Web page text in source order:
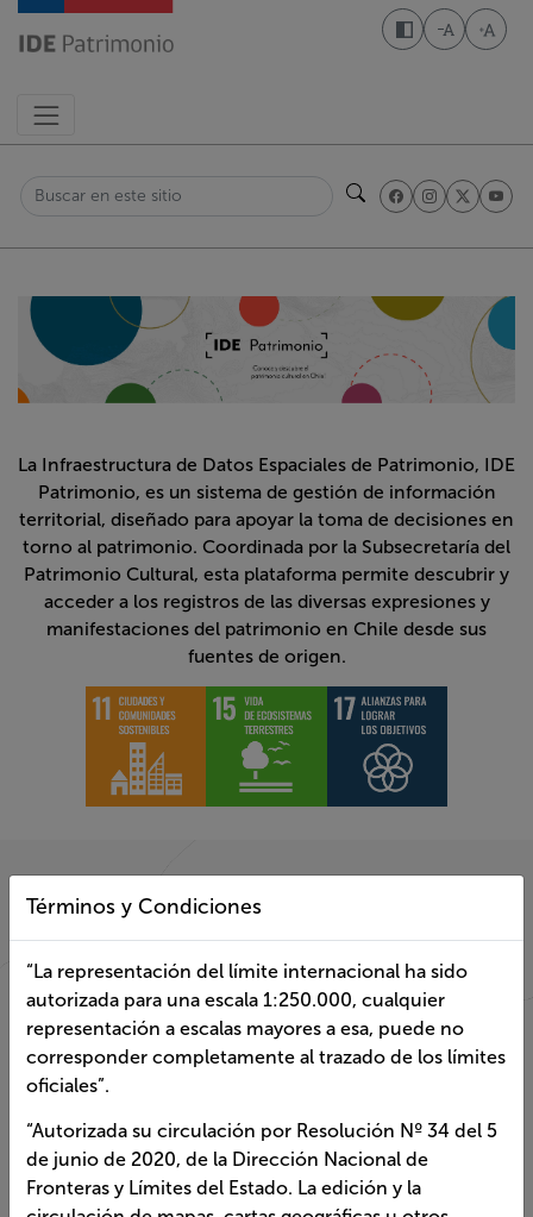
Pasar
Disminuir
Buscar
La Infraestructura de Datos Espaciales de Patrimonio, IDE
Patrimonio, es un sistema de gestión de información
territorial, diseñado para apoyar la toma de decisiones en
torno al patrimonio. Coordinada por la Subsecretaría del
Patrimonio Cultural, esta plataforma permite descubrir y
acceder a los registros de las diversas expresiones y
manifestaciones del patrimonio en Chile desde sus
fuentes de origen.
Descubre el patrimonio
cultural en Chile
A través de sus visores, descubre el patrimonio en Chile,
sus principales características y ubicación en el
territorio sorprendiéndote con cada detalle.
Visor territorial
Términos y Condiciones
“La representación del límite internacional ha sido
autorizada para una escala 1:250.000, cualquier
representación a escalas mayores a esa, puede no
corresponder completamente al trazado de los límites
oficiales”.
“Autorizada su circulación por Resolución Nº 34 del 5
de junio de 2020, de la Dirección Nacional de Fronteras
y Límites del Estado. La edición y la circulación de